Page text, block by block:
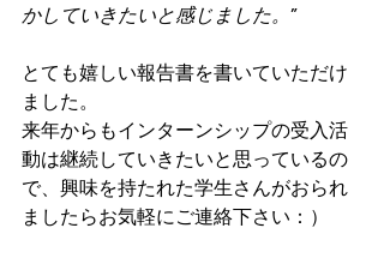
かしていきたいと感じました。 ”
とても嬉しい報告書を書いていただけ
ました。
来年からもインターンシップの受入活
動は継続していきたいと思っているの
で、興味を持たれた学生さんがおられ
ましたらお気軽にご連絡下さい：）